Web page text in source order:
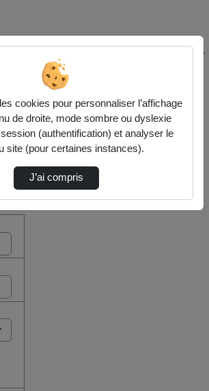
de l'université Paris
un média sur Médiathèque de l'université
cookies pour personnaliser l’affichage
de droite, mode sombre ou dyslexie
(authentification) et analyser le
site (pour certaines instances).
J’ai compris